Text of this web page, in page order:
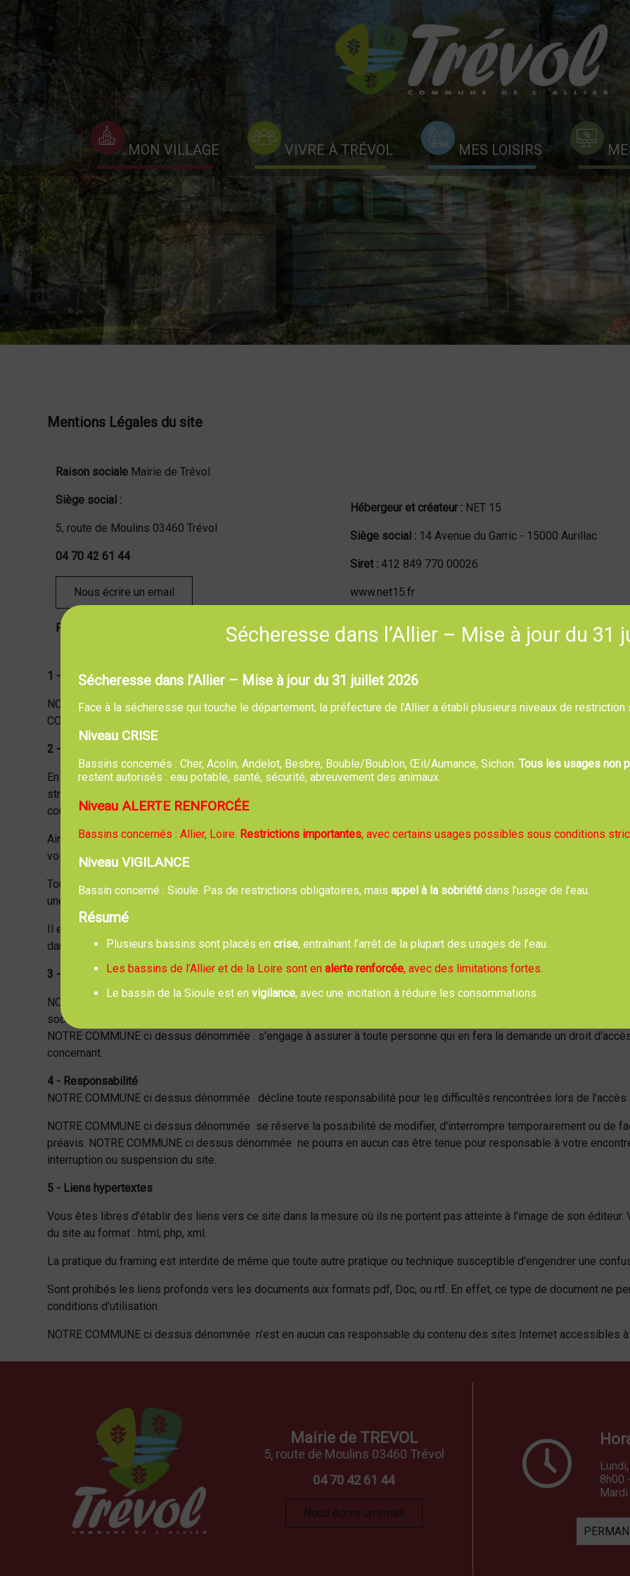
MON VILLAGE VIVRE À TRÉVOL MES LOISIRS
Mentions Légales du site
Raison sociale Mairie de Trévol
Siège social :
5, route de Moulins 03460 Trévol
04 70 42 61 44
Nous écrire un email
Propriétaire du contenu de site internet :Mairie de Trévol
Hébergeur et créateur: NET 15
Siège social : 14 Avenue du Garric - 15000 Aurillac
Siret: 412 849 770 00026
www.net15.fr
1 - Conditions d'utilisation du site
NOTRE COMMUNE ci dessus dénommée fournit ses services sous réserve que vous vous engagiez à respecter les
COMMUNE ci dessus dénommée sera libre de modifier à tout moment.
2 - Propriété intellectuelle
En accord avec les lois régissant la propriété intellectuelle, la reproduction ou l'utilisation des éléments se trouvant
strictement interdite. Seules sont maintenues les exceptions légales dont notamment la représentation dans le cadre
courte citation.
Ainsi, tous les textes, photos, logos, marques et autres éléments reproduits sur ce site sont réservés et protégés
voisin, droit des marques…).
Toute représentation totale ou partielle de ce site par quelque procédé que ce soit, sans l'autorisation expresse de
une contrefaçon sanctionnée par les articles L 335-2 et suivants du Code de la propriété intellectuelle.
Il en est de même des éventuelles bases de données figurant sur le site Internet qui sont protégées par les
dans le Code de la propriété intellectuelle (CPI) de la directive européenne du 11 mars 1996 relative à la protection
3 - Données personnelles
NOTRE COMMUNE ci dessus dénommée s'engage à maintenir confidentielles les données personnelles fournies
sociétés ou organismes.
NOTRE COMMUNE ci dessus dénommée . s'engage à assurer à toute personne qui en fera la demande un droit
concernant.
4 - Responsabilité
NOTRE COMMUNE ci dessus dénommée . décline toute responsabilité pour les difficultés rencontrées lors de
NOTRE COMMUNE ci dessus dénommée se réserve la possibilité de modifier, d'interrompre temporairement ou de
préavis. NOTRE COMMUNE ci dessus dénommée ne pourra en aucun cas être tenue pour responsable à votre
interruption ou suspension du site.
5 - Liens hypertextes
Vous êtes libres d'établir des liens vers ce site dans la mesure où ils ne portent pas atteinte à l'image de son
du site au format : html, php, xml.
La pratique du framing est interdite de même que toute autre pratique ou technique susceptible d'engendrer une
Sont prohibés les liens profonds vers les documents aux formats pdf, Doc, ou rtf. En effet, ce type de document ne
conditions d'utilisation.
NOTRE COMMUNE ci dessus dénommée n'est en aucun cas responsable du contenu des sites Internet accessibles
Mairie de TREVOL
5, route de Moulins 03460 Trévol
04 70 42 61 44
Nous écrire un email
8h00
Sécheresse dans l’Allier – Mise à jour du 31
Sécheresse dans l’Allier – Mise à jour du 31 juillet 2026
Face à la sécheresse qui touche le département, la préfecture de l’Allier a établi plusieurs niveaux de
Niveau CRISE
Bassins concernés : Cher, Acolin, Andelot, Besbre, Bouble/Boublon, Œil/Aumance, Sichon. Tous les usages non
restent autorisés : eau potable, santé, sécurité, abreuvement des animaux.
Niveau ALERTE RENFORCÉE
Bassins concernés : Allier, Loire. Restrictions importantes, avec certains usages possibles sous conditions
Niveau VIGILANCE
Bassin concerné : Sioule. Pas de restrictions obligatoires, mais appel à la sobriétédans l’usage de l’eau.
Résumé
Plusieurs bassins sont placés en crise, entraînant l’arrêt de la plupart des usages de l’eau.
Les bassins de l’Allier et de la Loire sont en alerte renforcée, avec des limitations fortes.
Le bassin de la Sioule est en vigilance, avec une incitation à réduire les consommations.